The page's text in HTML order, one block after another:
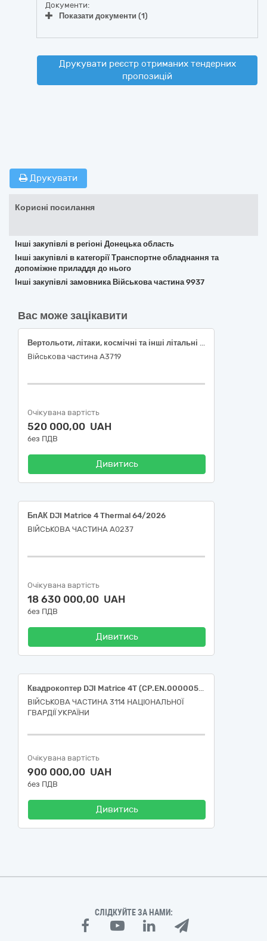
Документи:
Показати документи (1)
Друкувати реєстр отриманих тендерних
пропозицій
Друкувати
Корисні посилання
Інші закупівлі в регіоні Донецька область
Інші закупівлі в категорії Транспортне обладнання та
допоміжне приладдя до нього
Інші закупівлі замовника Військова частина 9937
Вас може зацікавити
Вертольоти, літаки, космічні та інші літальні апарати з двигуном
Військова частина А3719
Очікувана вартість
520 000,00 UAH
без ПДВ
Дивитись
БпАК DJI Matrice 4 Thermal 64/2026
ВІЙСЬКОВА ЧАСТИНА А0237
Очікувана вартість
18 630 000,00 UAH
без ПДВ
Дивитись
Квадрокоптер DJI Matrice 4T (CP.EN.00000546.02)
ВІЙСЬКОВА ЧАСТИНА 3114 НАЦІОНАЛЬНОЇ
ГВАРДІЇ УКРАЇНИ
Очікувана вартість
900 000,00 UAH
без ПДВ
Дивитись
СЛІДКУЙТЕ ЗА НАМИ: